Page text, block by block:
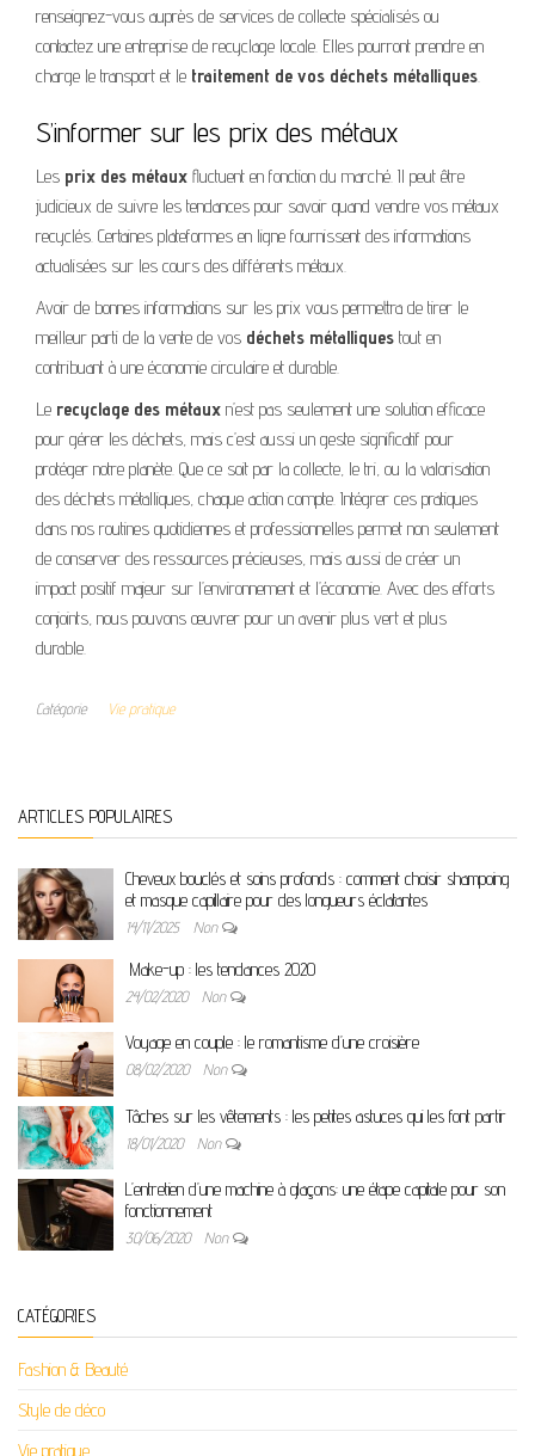
renseignez-vous auprès de services de collecte spécialisés ou
contactez une entreprise de recyclage locale. Elles pourront prendre en
charge le transport et le traitement de vos déchets métalliques.
S’informer sur les prix des métaux
Les prix des métaux fluctuent en fonction du marché. Il peut être
judicieux de suivre les tendances pour savoir quand vendre vos métaux
recyclés. Certaines plateformes en ligne fournissent des informations
actualisées sur les cours des différents métaux.
Avoir de bonnes informations sur les prix vous permettra de tirer le
meilleur parti de la vente de vos déchets métalliques tout en
contribuant à une économie circulaire et durable.
Le recyclage des métaux n’est pas seulement une solution efficace
pour gérer les déchets, mais c’est aussi un geste significatif pour
protéger notre planète. Que ce soit par la collecte, le tri, ou la valorisation
des déchets métalliques, chaque action compte. Intégrer ces pratiques
dans nos routines quotidiennes et professionnelles permet non seulement
de conserver des ressources précieuses, mais aussi de créer un
impact positif majeur sur l’environnement et l’économie. Avec des efforts
conjoints, nous pouvons œuvrer pour un avenir plus vert et plus
durable.
Catégorie Vie pratique
ARTICLES POPULAIRES
Cheveux bouclés et soins profonds : comment choisir shampoing
et masque capillaire pour des longueurs éclatantes
14/11/2025 Non
Make-up : les tendances 2020
24/02/2020 Non
Voyage en couple : le romantisme d’une croisière
08/02/2020 Non
Tâches sur les vêtements : les petites astuces qui les font partir
18/01/2020 Non
L’entretien d’une machine à glaçons: une étape capitale pour son
fonctionnement
30/06/2020 Non
CATÉGORIES
Fashion & Beauté
Style de déco
Vie pratique